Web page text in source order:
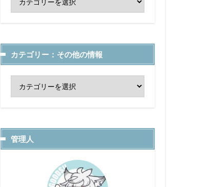
カテゴリー：その他の情報
管理人